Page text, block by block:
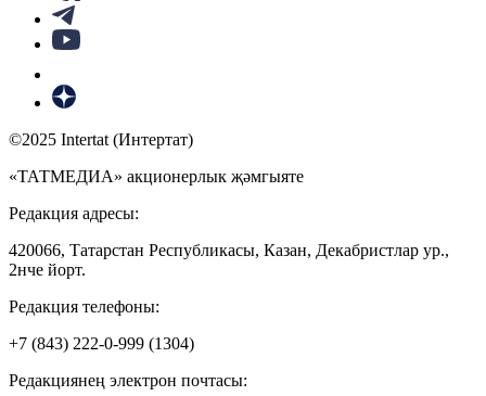
©2025 Intertat (Интертат)
«ТАТМЕДИА» акционерлык җәмгыяте
Редакция адресы:
420066, Татарстан Республикасы, Казан, Декабристлар ур.,
2нче йорт.
Редакция телефоны:
+7 (843) 222-0-999 (1304)
Редакциянең электрон почтасы: